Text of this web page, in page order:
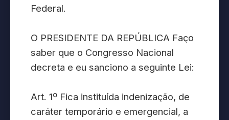
Federal.
O PRESIDENTE DA REPÚBLICA Faço
saber que o Congresso Nacional
decreta e eu sanciono a seguinte Lei:
Art. 1º Fica instituída indenização, de
caráter temporário e emergencial, a